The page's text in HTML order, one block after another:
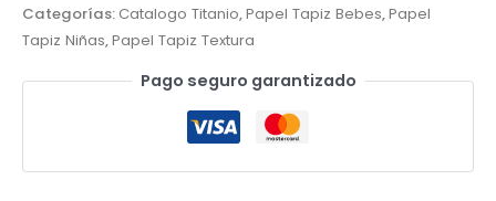
Categorías:Catalogo Titanio,Papel Tapiz Bebes,Papel
Tapiz Niñas,Papel Tapiz Textura
Pago seguro garantizado